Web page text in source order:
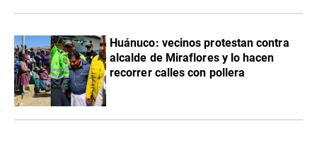
Huánuco: vecinos protestan contra
alcalde de Miraflores y lo hacen
recorrer calles con pollera